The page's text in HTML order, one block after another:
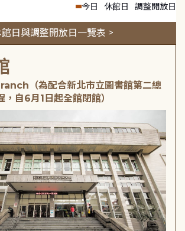
今日 休館日 調整開放日
日與調整開放日一覽表 >
（為配合新北市立圖書館第二總
自6月1日起全館閉館）